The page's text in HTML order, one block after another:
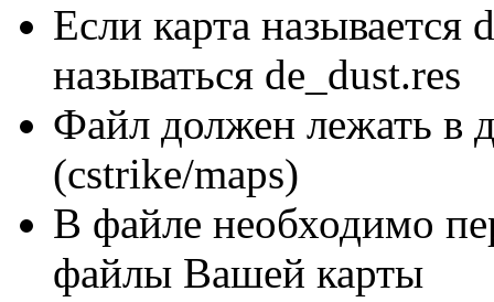
Если карта
называться de_dust.res
Файл должен лежать в
(cstrike/maps)
В файле необходимо
файлы Вашей карты